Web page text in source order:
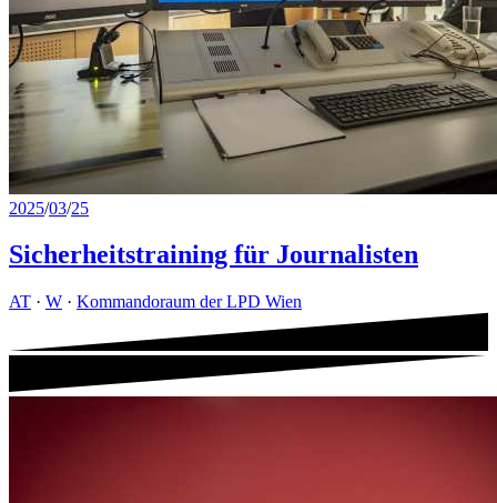
2025/03/25
Sicherheitstraining für Journalisten
AT · W · Kommandoraum der LPD Wien